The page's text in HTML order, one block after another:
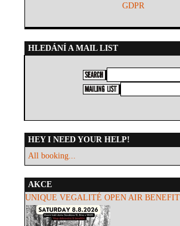
GDPR
HLEDÁNÍ A MAIL LIST
HEY I NEED YOUR HELP!
All booking...
AKCE
UNIQUE VEGALITÉ OPEN AIR